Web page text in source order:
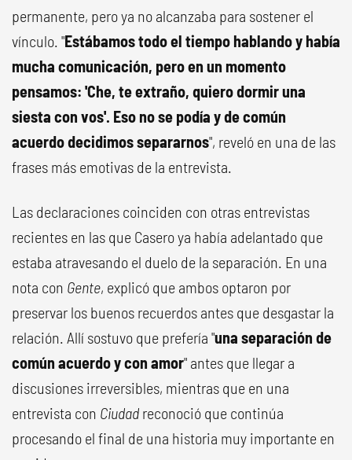
permanente, pero ya no alcanzaba para sostener el
vínculo. "Estábamos todo el tiempo hablando y había
mucha comunicación, pero en un momento
pensamos: 'Che, te extraño, quiero dormir una
siesta con vos'. Eso no se podía y de común
acuerdo decidimos separarnos", reveló en una de las
frases más emotivas de la entrevista.
Las declaraciones coinciden con otras entrevistas
recientes en las que Casero ya había adelantado que
estaba atravesando el duelo de la separación. En una
nota con Gente, explicó que ambos optaron por
preservar los buenos recuerdos antes que desgastar la
relación. Allí sostuvo que prefería "una separación de
común acuerdo y con amor" antes que llegar a
discusiones irreversibles, mientras que en una
entrevista con Ciudad reconoció que continúa
procesando el final de una historia muy importante en